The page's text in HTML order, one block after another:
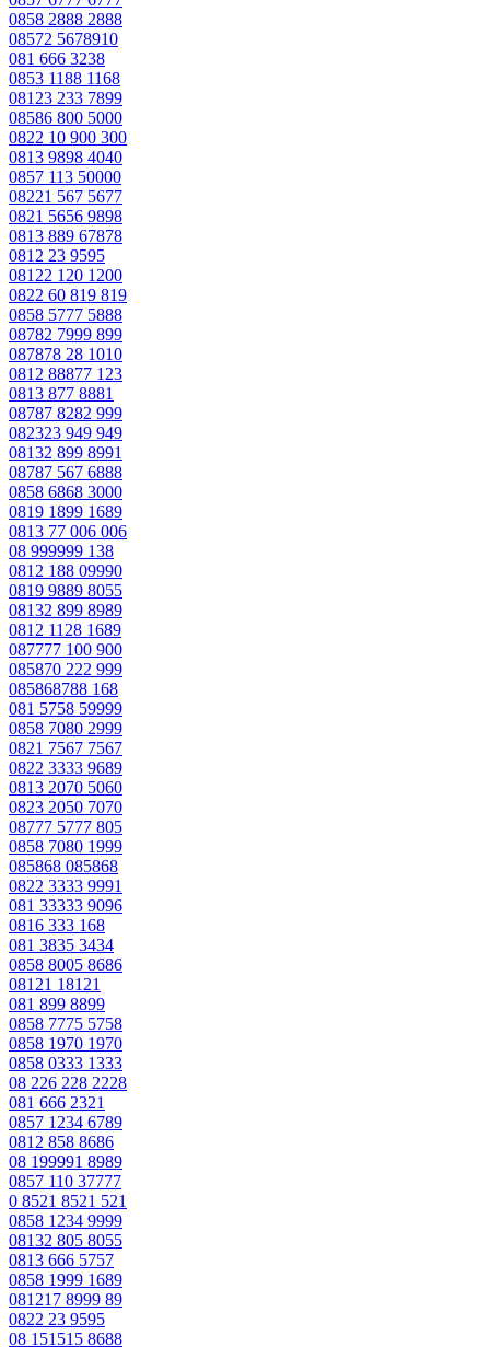
0858 2888 2888
08572 5678910
081 666 3238
0853 1188 1168
08123 233 7899
08586 800 5000
0822 10 900 300
0813 9898 4040
0857 113 50000
08221 567 5677
0821 5656 9898
0813 889 67878
0812 23 9595
08122 120 1200
0822 60 819 819
0858 5777 5888
08782 7999 899
087878 28 1010
0812 88877 123
0813 877 8881
08787 8282 999
082323 949 949
08132 899 8991
08787 567 6888
0858 6868 3000
0819 1899 1689
0813 77 006 006
08 999999 138
0812 188 09990
0819 9889 8055
08132 899 8989
0812 1128 1689
087777 100 900
085870 222 999
085868788 168
081 5758 59999
0858 7080 2999
0821 7567 7567
0822 3333 9689
0813 2070 5060
0823 2050 7070
08777 5777 805
0858 7080 1999
085868 085868
0822 3333 9991
081 33333 9096
0816 333 168
081 3835 3434
0858 8005 8686
08121 18121
081 899 8899
0858 7775 5758
0858 1970 1970
0858 0333 1333
08 226 228 2228
081 666 2321
0857 1234 6789
0812 858 8686
08 199991 8989
0857 110 37777
0 8521 8521 521
0858 1234 9999
08132 805 8055
0813 666 5757
0858 1999 1689
081217 8999 89
0822 23 9595
08 151515 8688